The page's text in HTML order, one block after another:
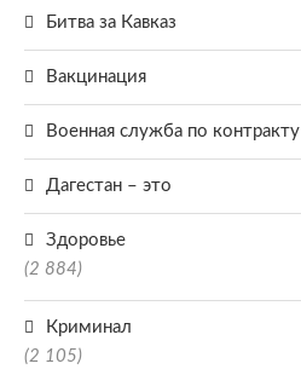
Битва за Кавказ
Вакцинация
Военная служба по контракту
Дагестан – это
Здоровье
(2 884)
Криминал
(2 105)